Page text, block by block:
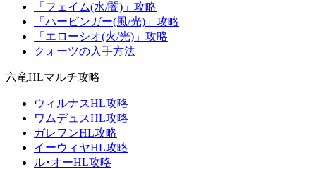
「フェイム(水/闇)」攻略
「ハービンガー(風/光)」攻略
「エローシオ(火/光)」攻略
クォーツの入手方法
六竜HLマルチ攻略
ウィルナスHL攻略
ワムデュスHL攻略
ガレヲンHL攻略
イーウィヤHL攻略
ル･オーHL攻略